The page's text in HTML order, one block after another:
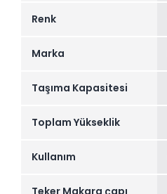
Renk
Marka
Taşıma Kapasitesi
Toplam Yükseklik
Kullanım
Teker Makara çapı